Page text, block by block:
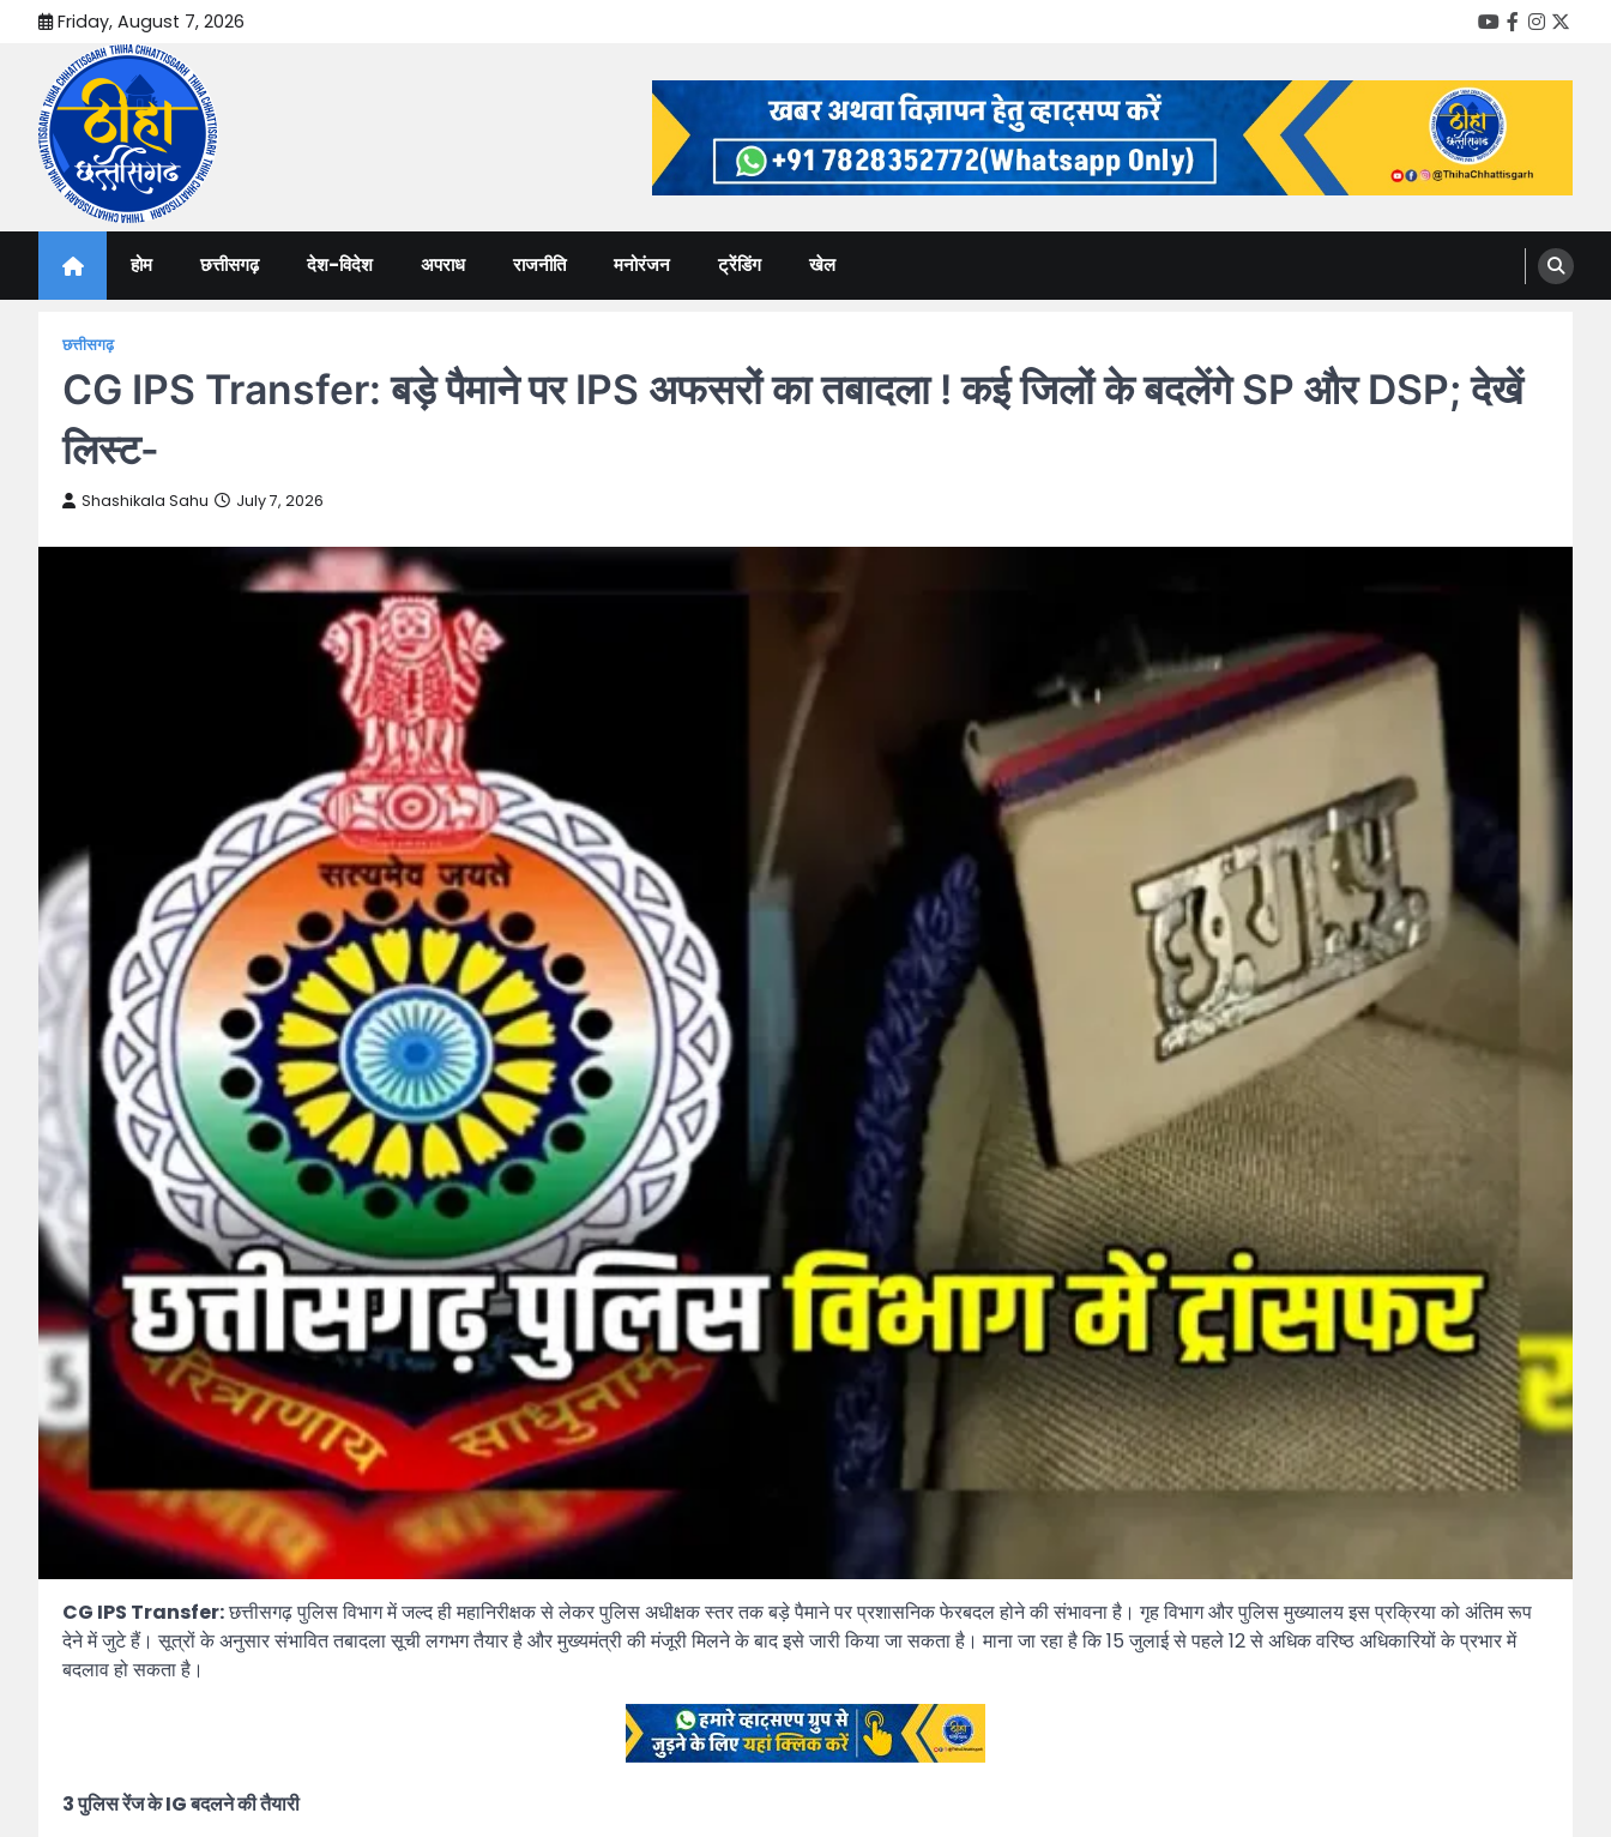
content
Friday, August 7, 2026 YouTube
Facebook
Thiha Chhattisgarh
होम छत्तीसगढ़ देश-विदेश अपराध राजनीति मनोरंजन ट्रेंडिंग खेल
छत्तीसगढ़
CG IPS Transfer: बड़े पैमाने पर IPS अफसरों का तबादला ! कई जिलों के बदलेंगे SP और DSP; देखें
लिस्ट-
Shashikala Sahu July 7, 2026
CG IPS Transfer:छत्तीसगढ़ पुलिस विभाग में जल्द ही महानिरीक्षक से लेकर पुलिस अधीक्षक स्तर तक बड़े पैमाने पर प्रशासनिक फेरबदल होने की संभावना है। गृह विभाग और पुलिस मुख्यालय इस प्रक्रिया को अंतिम रूप
देने में जुटे हैं। सूत्रों के अनुसार संभावित तबादला सूची लगभग तैयार है और मुख्यमंत्री की मंजूरी मिलने के बाद इसे जारी किया जा सकता है। माना जा रहा है कि 15 जुलाई से पहले 12 से अधिक वरिष्ठ अधिकारियों के प्रभार में
बदलाव हो सकता है।
3 पुलिस रेंज के IG बदलने की तैयारी